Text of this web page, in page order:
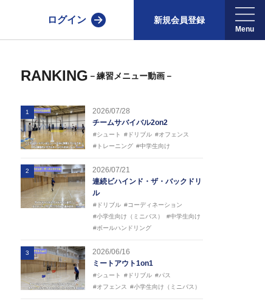
ログイン 新規会員登録
RANKING －練習メニュー動画－
1
2026/07/28
チームサバイバル2on2
#シュート #ドリブル #オフェンス
#トレーニング #中学生向け
2
2026/07/21
連続ビハインド・ザ・バックドリ
ル
#ドリブル #コーディネーション
#小学生向け（ミニバス）
#中学生向け
#ボールハンドリング
3
2026/06/16
ミートアウト1on1
#シュート #ドリブル #パス
#オフェンス
#小学生向け（ミニバス）